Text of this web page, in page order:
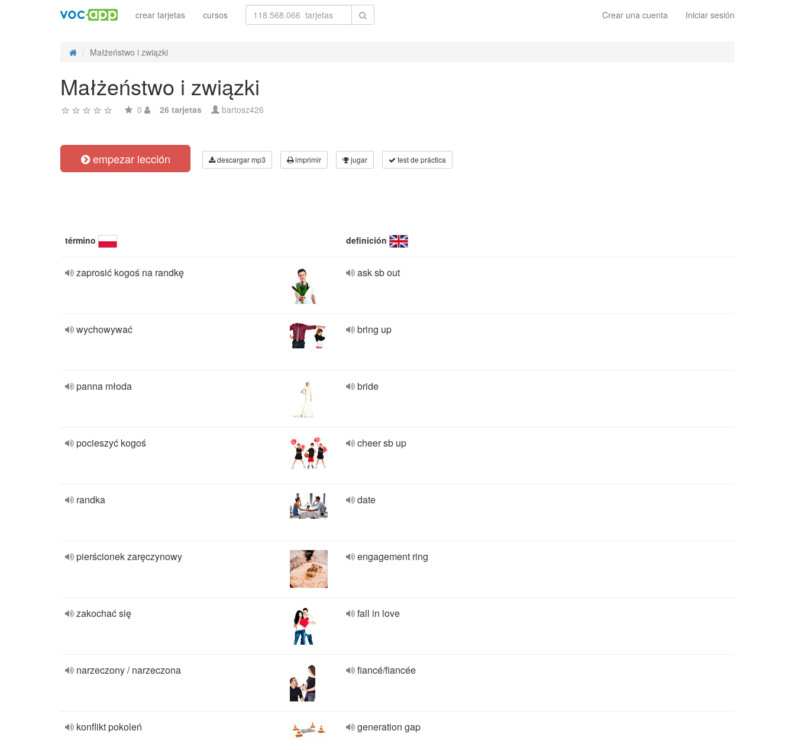
Crear una cuenta Iniciar sesión
crear tarjetas cursos
Małżeństwo i związki
Małżeństwo i związki
0 26 tarjetas bartosz426
empezar lección descargar mp3 imprimir jugar test de práctica
término definición
zaprosić kogoś na randkę ask sb out
wychowywać bring up
panna młoda bride
pocieszyć kogoś cheer sb up
randka date
pierścionek zaręczynowy engagement ring
zakochać się fall in love
narzeczony / narzeczona fiancé/fiancée
konflikt pokoleń generation gap